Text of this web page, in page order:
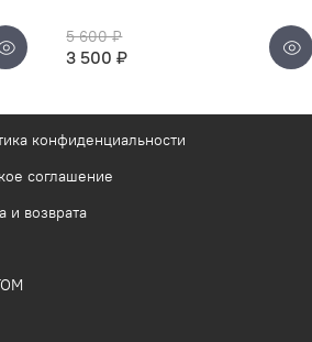
5 600 ₽
3 500 ₽
конфиденциальности
соглашение
и возврата